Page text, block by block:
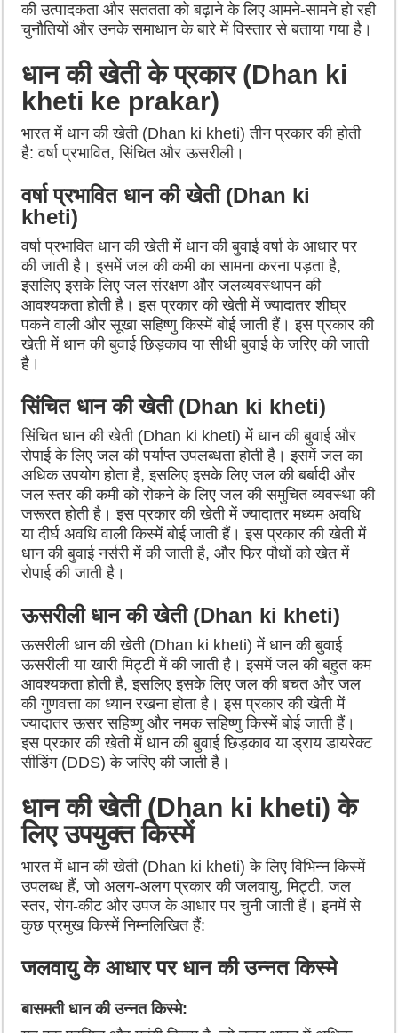
की उत्पादकता और सततता को बढ़ाने के लिए आमने-सामने हो रही
चुनौतियों और उनके समाधान के बारे में विस्तार से बताया गया है।
धान की खेती के प्रकार (Dhan ki
kheti ke prakar)
भारत में धान की खेती (Dhan ki kheti) तीन प्रकार की होती
है: वर्षा प्रभावित, सिंचित और ऊसरीली।
वर्षा प्रभावित धान की खेती (Dhan ki
kheti)
वर्षा प्रभावित धान की खेती में धान की बुवाई वर्षा के आधार पर
की जाती है। इसमें जल की कमी का सामना करना पड़ता है,
इसलिए इसके लिए जल संरक्षण और जलव्यवस्थापन की
आवश्यकता होती है। इस प्रकार की खेती में ज्यादातर शीघ्र
पकने वाली और सूखा सहिष्णु किस्में बोई जाती हैं। इस प्रकार की
खेती में धान की बुवाई छिड़काव या सीधी बुवाई के जरिए की जाती
है।
सिंचित धान की खेती (Dhan ki kheti)
सिंचित धान की खेती (Dhan ki kheti) में धान की बुवाई और
रोपाई के लिए जल की पर्याप्त उपलब्धता होती है। इसमें जल का
अधिक उपयोग होता है, इसलिए इसके लिए जल की बर्बादी और
जल स्तर की कमी को रोकने के लिए जल की समुचित व्यवस्था की
जरूरत होती है। इस प्रकार की खेती में ज्यादातर मध्यम अवधि
या दीर्घ अवधि वाली किस्में बोई जाती हैं। इस प्रकार की खेती में
धान की बुवाई नर्सरी में की जाती है, और फिर पौधों को खेत में
रोपाई की जाती है।
ऊसरीली धान की खेती (Dhan ki kheti)
ऊसरीली धान की खेती (Dhan ki kheti) में धान की बुवाई
ऊसरीली या खारी मिट्टी में की जाती है। इसमें जल की बहुत कम
आवश्यकता होती है, इसलिए इसके लिए जल की बचत और जल
की गुणवत्ता का ध्यान रखना होता है। इस प्रकार की खेती में
ज्यादातर ऊसर सहिष्णु और नमक सहिष्णु किस्में बोई जाती हैं।
इस प्रकार की खेती में धान की बुवाई छिड़काव या ड्राय डायरेक्ट
सीडिंग (DDS) के जरिए की जाती है।
धान की खेती (Dhan ki kheti) के
लिए उपयुक्त किस्में
भारत में धान की खेती (Dhan ki kheti) के लिए विभिन्न किस्में
उपलब्ध हैं, जो अलग-अलग प्रकार की जलवायु, मिट्टी, जल
स्तर, रोग-कीट और उपज के आधार पर चुनी जाती हैं। इनमें से
कुछ प्रमुख किस्में निम्नलिखित हैं:
जलवायु के आधार पर धान की उन्नत किस्मे
बासमती धान की उन्नत किस्मे: